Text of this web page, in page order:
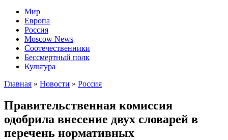
Мир
Европа
Россия
Moscow News
Соотечественники
Бессмертный полк
Культура
Главная » Новости » Россия
Правительственная комиссия
одобрила внесение двух словарей в
перечень нормативных